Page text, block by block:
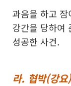
과음을 하고
강간을 당하여
성공한 사건.
라. 협박(강